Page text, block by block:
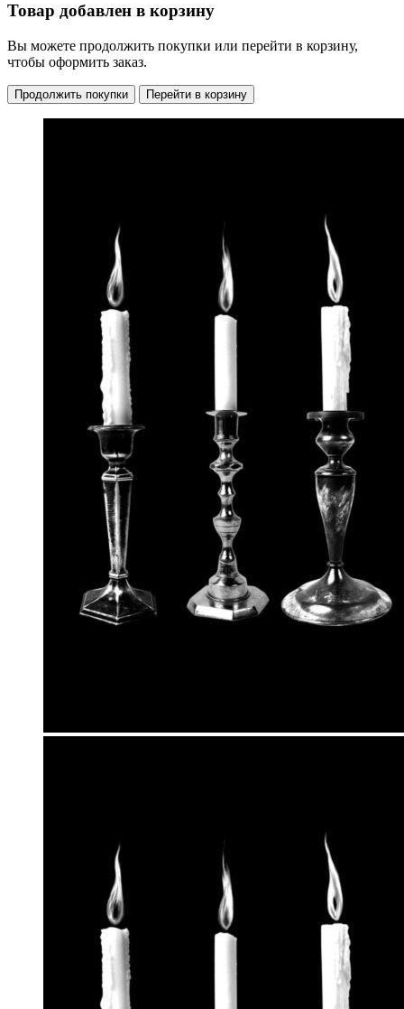
Товар добавлен в корзину
Вы можете продолжить покупки или перейти в корзину,
чтобы оформить заказ.
Продолжить покупки Перейти в корзину